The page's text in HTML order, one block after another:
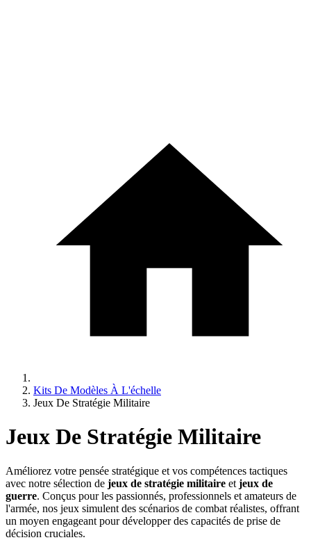
Kits De Modèles À L'échelle
Jeux De Stratégie Militaire
Jeux De Stratégie Militaire
Améliorez votre pensée stratégique et vos compétences tactiques
avec notre sélection de jeux de stratégie militaire et jeux de
guerre. Conçus pour les passionnés, professionnels et amateurs de
l'armée, nos jeux simulent des scénarios de combat réalistes, offrant
un moyen engageant pour développer des capacités de prise de
décision cruciales.